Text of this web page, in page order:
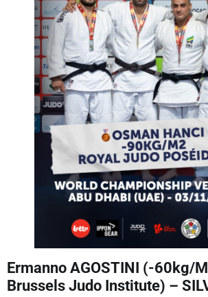
Ermanno AGOSTINI (-60kg/
Brussels Judo Institute) –